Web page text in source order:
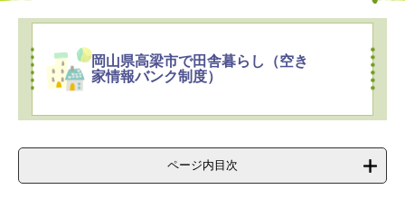
岡山県高梁市で田舎暮らし（空き
家情報バンク制度）
ページ内目次